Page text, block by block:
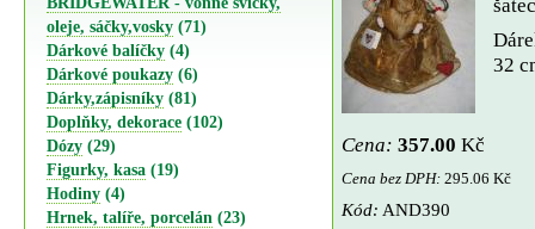
oleje, sáčky,vosky (71)
Dárkové balíčky (4)
Dárkové poukazy (6)
Dárky,zápisníky (81)
Doplňky, dekorace (102)
Dózy (29)
Figurky, kasa (19)
Hodiny (4)
Hrnek, talíře, porcelán (23)
32
Cena: 357.00 Kč
Cena bez DPH:295.06 Kč
Kód: AND390